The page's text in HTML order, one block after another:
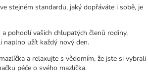
stejném standardu, jaký dopřáváte i sobě, je
pohodlí vašich chlupatých členů rodiny,
naplno užít každý nový den.
a relaxujte s vědomím, že jste si vybrali
péče o svého mazlíčka.